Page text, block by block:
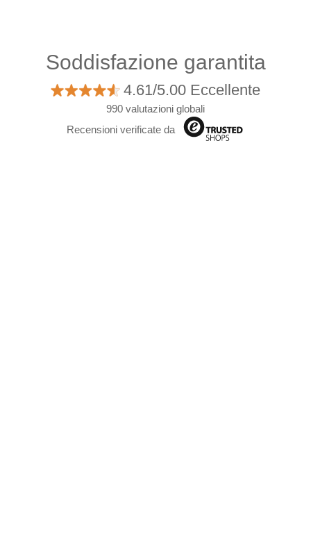
Soddisfazione garantita
4.61/5.00 Eccellente
990 valutazioni globali
Recensioni verificate da